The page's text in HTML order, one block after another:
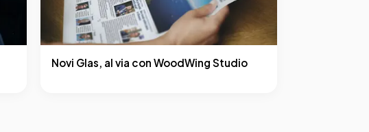
Novi Glas, al via con WoodWing Studio